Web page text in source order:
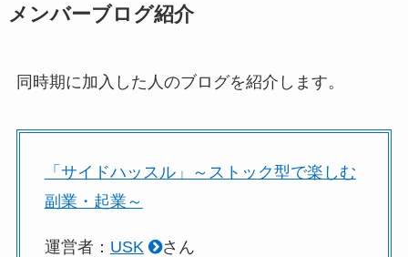
メンバーブログ紹介
同時期に加入した人のブログを紹介します。
「サイドハッスル」～ストック型で楽しむ
副業・起業～
運営者： USK さん